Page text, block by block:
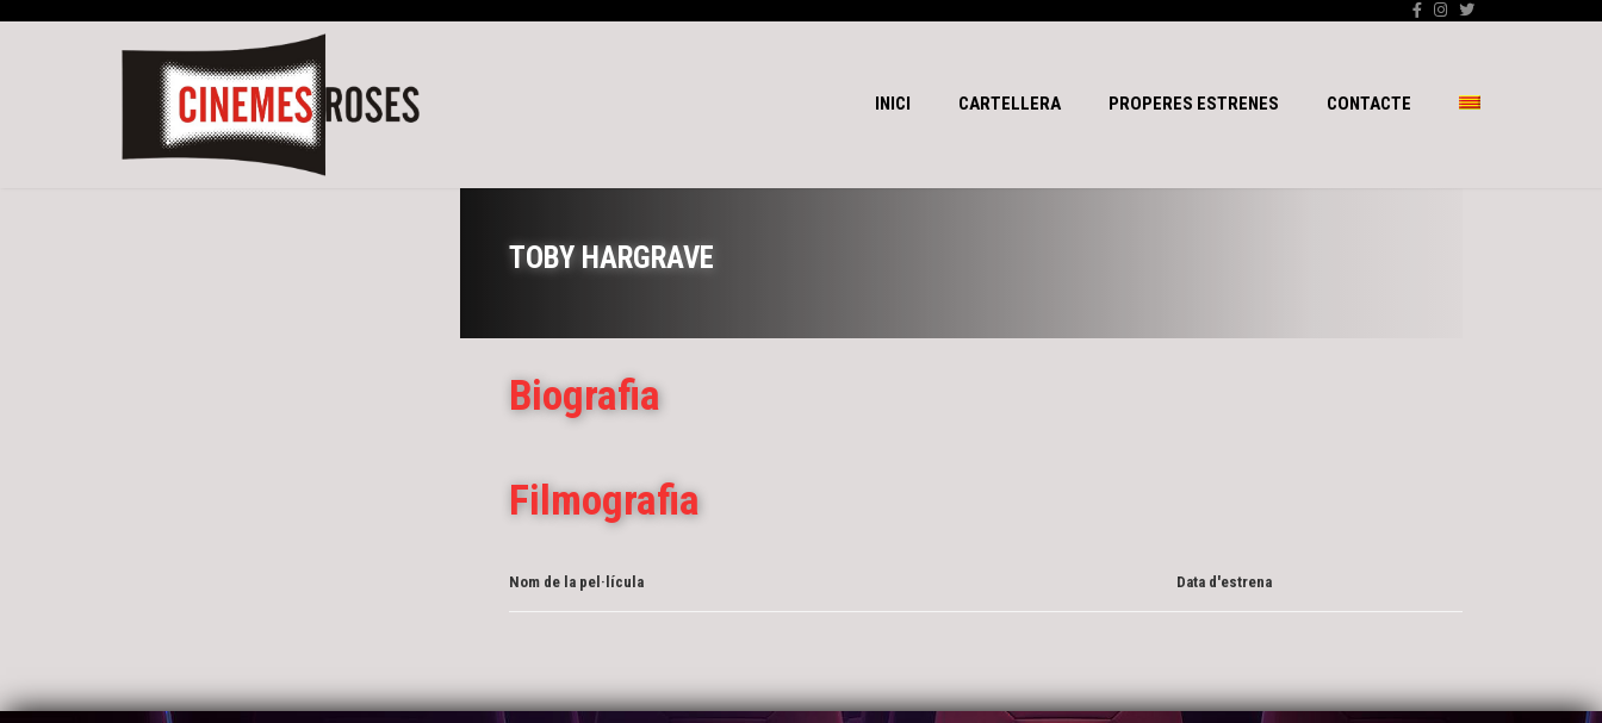
INICI CARTELLERA PROPERES ESTRENES CONTACTE
TOBY HARGRAVE
Biografia
Filmografia
Nom de la pel·lícula Data d'estrena